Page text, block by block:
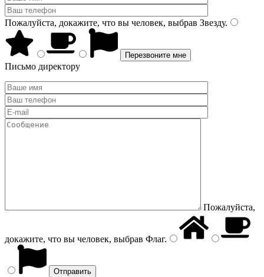
Пожалуйста, докажите, что вы человек, выбрав Звезду.
Письмо директору
Пожалуйста,
докажите, что вы человек, выбрав Флаг.